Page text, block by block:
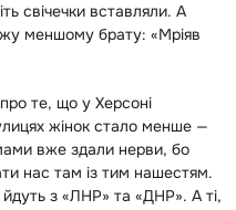
свічечки вставляли. А
меншому брату: «Мріяв
про те, що у Херсоні
жінок стало менше —
вже здали нерви, бо
нас там із тим нашестям.
з «ЛНР» та «ДНР». А ті,